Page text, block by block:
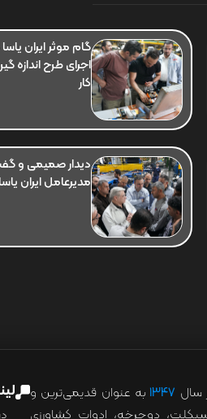
گام موثر ایران
اجرای طرح اندازه
کار
دیدار صمیمی و
مدیرعامل ایران
سال ۱۳۴۷ به عنوان قدیمی‌ترین و
سیکلت، دوچرخه، ادوات کشاورزی